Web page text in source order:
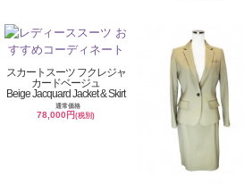
スカートスーツ フクレジャ
カードベージュ
Beige Jacquard Jacket & Skirt
通常価格
78,000円(税別)